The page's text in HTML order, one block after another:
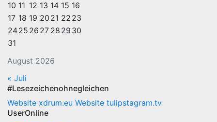
August 2026
10 11 12 13 14 15 16
17 18 19 20 21 22 23
2425 26 27 28 29 30
31
« Juli
#Lesezeichenohnegleichen
Website xdrum.eu Website tulipstagram.tv
UserOnline